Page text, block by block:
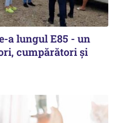
a lungul E85 - un
cumpărători și